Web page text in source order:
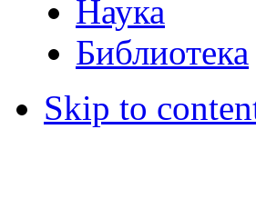
Наука
Библиотека
Skip to